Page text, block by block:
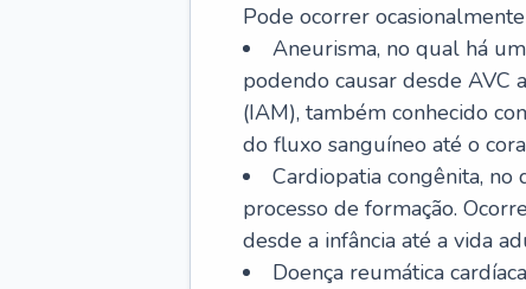
Pode ocorrer
Aneurisma, no qual há
podendo causar desde AVC
(IAM), também conhecido
do fluxo sanguíneo até o
Cardiopatia congênita, no
processo de formação.
desde a infância até a vida
Doença reumática